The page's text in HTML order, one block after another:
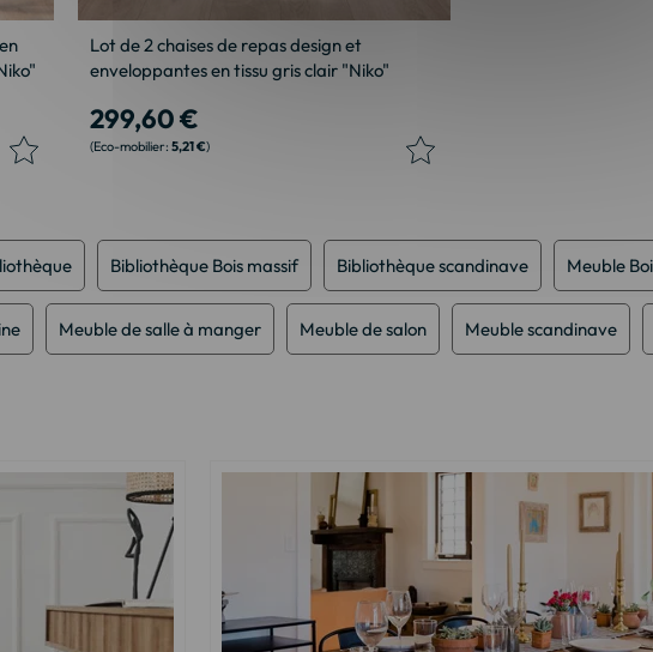
Lot de 2 chaises de repas design et
enveloppantes en tissu gris clair "Niko"
299,60 €
5,21 €
Bibliothèque Bois massif Bibliothèque scandinave Meuble
Meuble de salle à manger Meuble de salon Meuble scandinave